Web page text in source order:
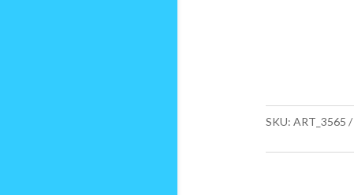
SKU: ART_3565